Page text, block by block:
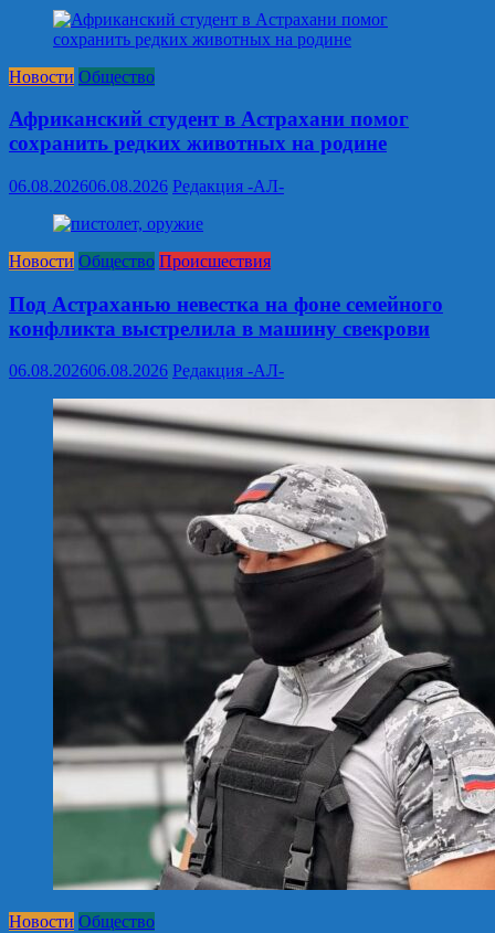
Новости Общество
Африканский студент в Астрахани помог
сохранить редких животных на родине
06.08.202606.08.2026 Редакция -АЛ-
Новости Общество Происшествия
Под Астраханью невестка на фоне семейного
конфликта выстрелила в машину свекрови
06.08.202606.08.2026 Редакция -АЛ-
Новости Общество